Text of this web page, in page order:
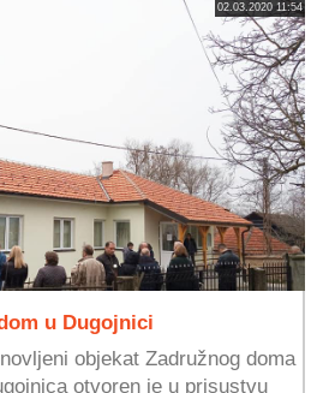
02.03.2020 11:54
u Dugojnici
objekat Zadružnog doma
otvoren je u prisustvu